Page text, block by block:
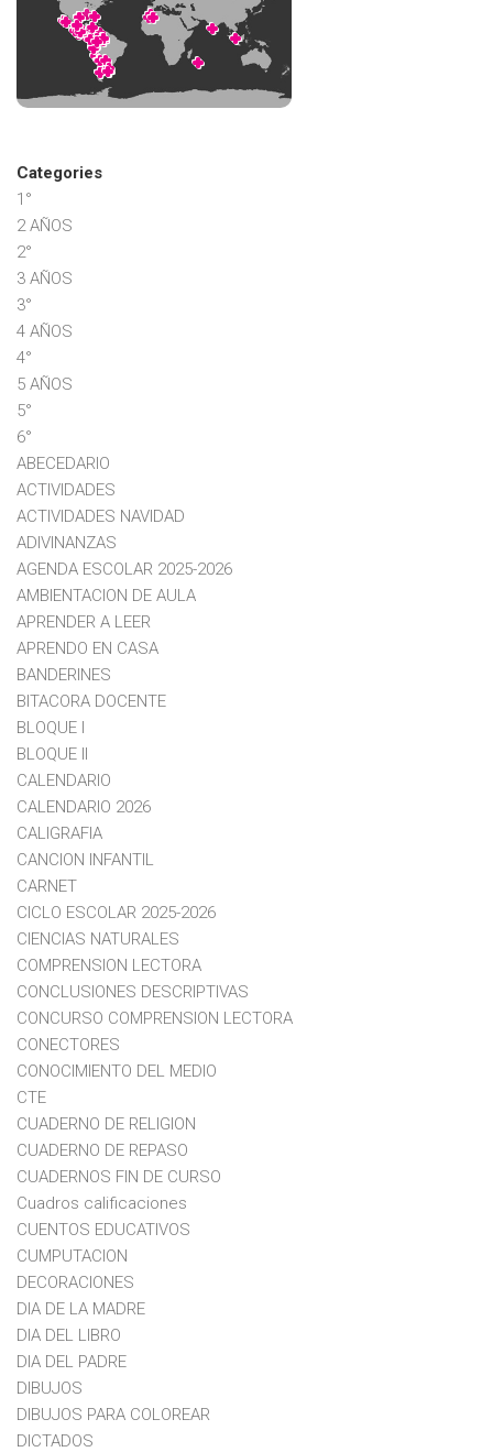
Categories
1°
2 AÑOS
2°
3 AÑOS
3°
4 AÑOS
4°
5 AÑOS
5°
6°
ABECEDARIO
ACTIVIDADES
ACTIVIDADES NAVIDAD
ADIVINANZAS
AGENDA ESCOLAR 2025-2026
AMBIENTACION DE AULA
APRENDER A LEER
APRENDO EN CASA
BANDERINES
BITACORA DOCENTE
BLOQUE I
BLOQUE II
CALENDARIO
CALENDARIO 2026
CALIGRAFIA
CANCION INFANTIL
CARNET
CICLO ESCOLAR 2025-2026
CIENCIAS NATURALES
COMPRENSION LECTORA
CONCLUSIONES DESCRIPTIVAS
CONCURSO COMPRENSION LECTORA
CONECTORES
CONOCIMIENTO DEL MEDIO
CTE
CUADERNO DE RELIGION
CUADERNO DE REPASO
CUADERNOS FIN DE CURSO
Cuadros calificaciones
CUENTOS EDUCATIVOS
CUMPUTACION
DECORACIONES
DIA DE LA MADRE
DIA DEL LIBRO
DIA DEL PADRE
DIBUJOS
DIBUJOS PARA COLOREAR
DICTADOS